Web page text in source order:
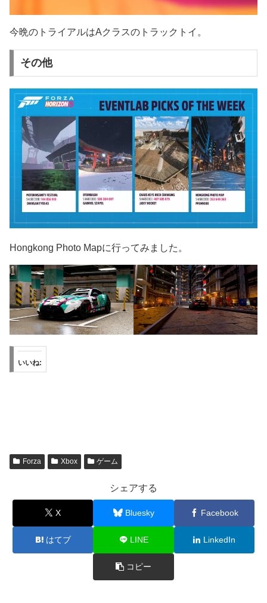
今晩のトライアルはAクラスのトラックトイ。
その他
Hongkong Photo Mapに行ってみました。
いいね:
Forza Xbox ゲーム
シェアする
X Bluesky Facebook
はてブ LINE LinkedIn
コピー